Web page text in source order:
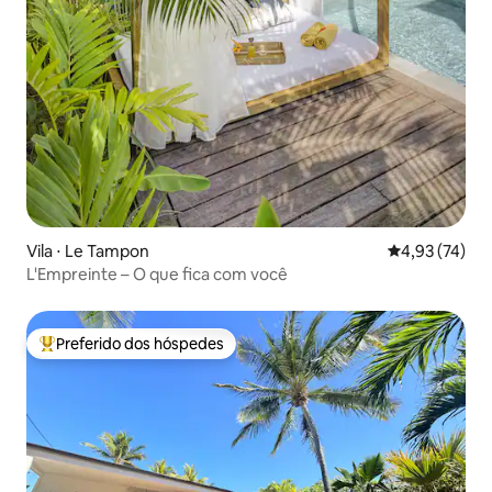
Vila ⋅ Le Tampon 4,93 de uma
4,93 (74)
L'Empreinte – O que fica com você
Entre os melhores preferidos dos hóspedes
Preferido dos hóspedes